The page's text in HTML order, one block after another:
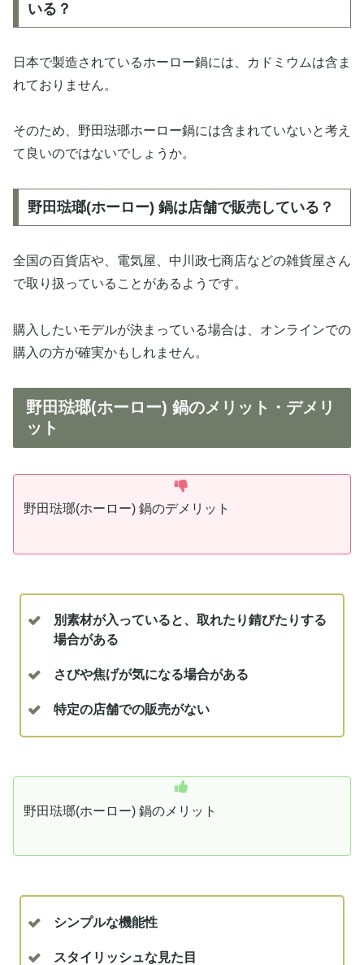
いる？
日本で製造されているホーロー鍋には、カドミウムは含ま
れておりません。
そのため、野田琺瑯ホーロー鍋には含まれていないと考え
て良いのではないでしょうか。
野田琺瑯(ホーロー) 鍋は店舗で販売している？
全国の百貨店や、電気屋、中川政七商店などの雑貨屋さん
で取り扱っていることがあるようです。
購入したいモデルが決まっている場合は、オンラインでの
購入の方が確実かもしれません。
野田琺瑯(ホーロー) 鍋のメリット・デメリ
ット
野田琺瑯(ホーロー) 鍋のデメリット
別素材が入っていると、取れたり錆びたりする
場合がある
さびや焦げが気になる場合がある
特定の店舗での販売がない
野田琺瑯(ホーロー) 鍋のメリット
シンプルな機能性
スタイリッシュな見た目